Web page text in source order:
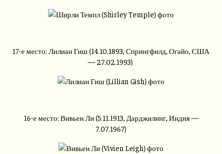
17-е место: Лилиан Гиш (14.10.1893, Спрингфилд, Огайо, США
— 27.02.1993)
16-е место: Вивьен Ли (5.11.1913, Дарджилинг, Индия —
7.07.1967)